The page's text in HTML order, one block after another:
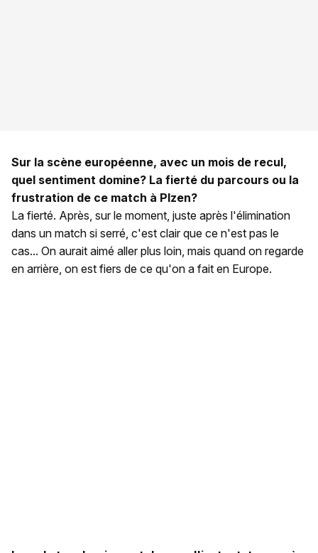
Sur la scène européenne, avec un mois de recul,
quel sentiment domine? La fierté du parcours ou la
frustration de ce match à Plzen?
La fierté. Après, sur le moment, juste après l'élimination
dans un match si serré, c'est clair que ce n'est pas le
cas... On aurait aimé aller plus loin, mais quand on regarde
en arrière, on est fiers de ce qu'on a fait en Europe.